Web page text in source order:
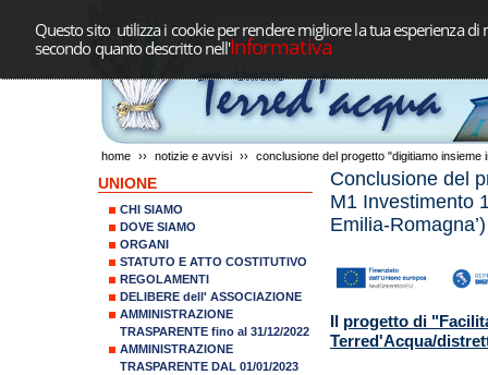
Questo sito utilizza i cookie per rendere migliore la tua esperienza
secondo quanto descritto nell'Informativa
home ›› notizie e avvisi ›› conclusione del progetto "digitiamo
UNIONE
CHI SIAMO
DOVE SIAMO
ORGANI
STATUTO E ATTO COSTITUTIVO
REGOLAMENTI
DELIBERE dell' ASSOCIAZIONE
AMMINISTRAZIONE
TRASPARENTE fino al 31/12/2022
AMMINISTRAZIONE
TRASPARENTE DAL 01/01/2023
Conclusione del
M1 Investimento
Emilia-Romagna’)
Il progetto di
Terred'Acqua/